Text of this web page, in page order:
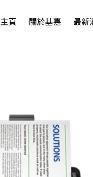
主頁 關於基嘉 最新